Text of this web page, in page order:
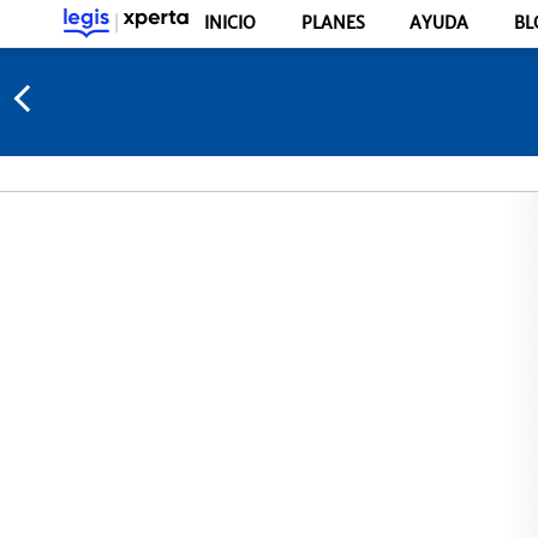
INICIO PLANES AYUDA